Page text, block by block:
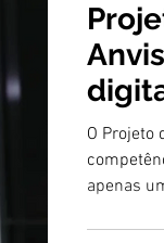
O Projeto
apenas